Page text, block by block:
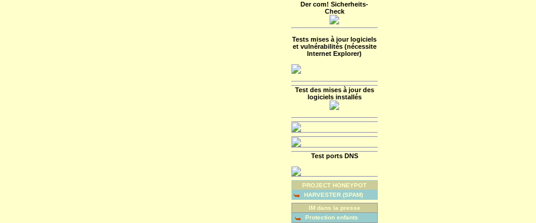
Der com! Sicherheits-
Check
Tests mises à jour logiciels
et vulnérabilités (nécessite
Internet Explorer)
Test des mises à jour des
logiciels installés
Test ports DNS
PROJECT HONEYPOT
HARVESTER (SPAM)
IM dans la presse
Protection enfants